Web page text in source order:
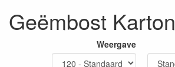
Geëmbost Karton
Weergave